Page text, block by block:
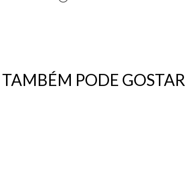
TAMBÉM PODE GOSTAR